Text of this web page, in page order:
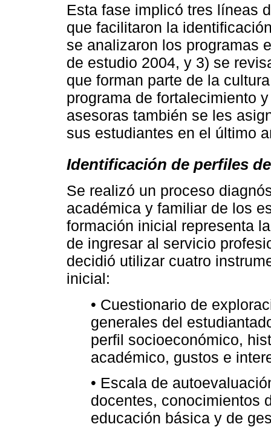
Esta fase implicó tres líneas
que facilitaron la
se analizaron los programas
de estudio 2004, y 3) se
que forman parte de la
programa de fortalecimiento
asesoras también se les
sus estudiantes en el último
Identificación de perfiles
Se realizó un proceso
académica y familiar de los
formación inicial representa
de ingresar al servicio
decidió utilizar cuatro
inicial:
• Cuestionario de
generales del
perfil socioeconómico,
académico, gustos e
• Escala de
docentes, conocimientos
educación básica y de